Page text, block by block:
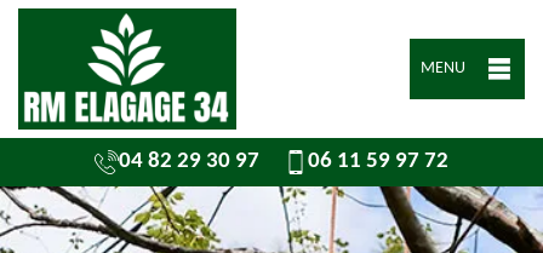
MENU
04 82 29 30 97 06 11 59 97 72